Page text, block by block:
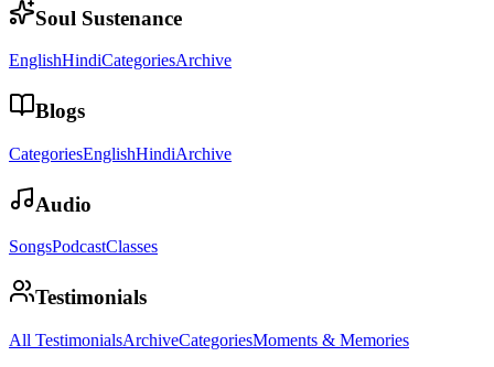
Soul Sustenance
EnglishHindiCategoriesArchive
Blogs
CategoriesEnglishHindiArchive
Audio
SongsPodcastClasses
Testimonials
All TestimonialsArchiveCategoriesMoments & Memories